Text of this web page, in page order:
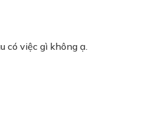
có việc gì không ạ.